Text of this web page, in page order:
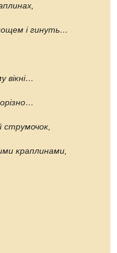
і гинуть…
вікні…
струмочок,
краплинами,